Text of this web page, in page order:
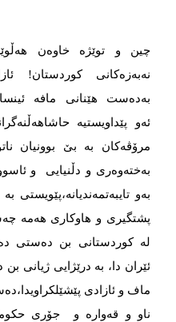
چین و توێژە خاوەن
نەبەزەکانی کوردستان!
بەدەست هێنانی مافە
ئەو پێداویستیە
مرۆڤەکان بە بێ بوونیان
بەختەوەری و دڵنیایی و
بەو
پشتگیری و هاوکاری هەمە
لە کوردستانی بن دەستی
ئێران دا، بە درێژایی ژیانی
ماف و ئازادی
ناو و قەوارە و جۆری